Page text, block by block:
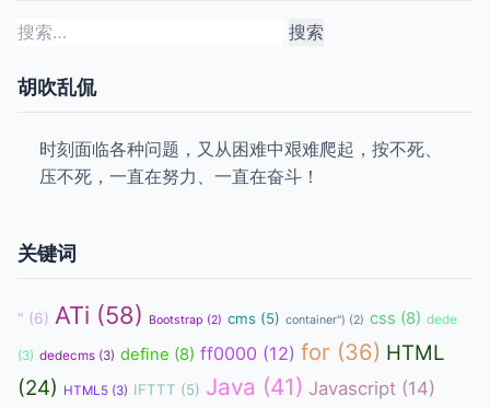
搜
胡吹乱侃
时刻面临各种问题，又从困难中艰难爬起，按不死、
压不死，一直在努力、一直在奋斗！
关键词
" (6) ATi (58) Bootstrap (2) cms (5) container") (2) css (8) dede
(3) dedecms (3) define (8) ff0000 (12) for (36) HTML
(24) HTML5 (3) IFTTT (5) Java (41) Javascript (14)